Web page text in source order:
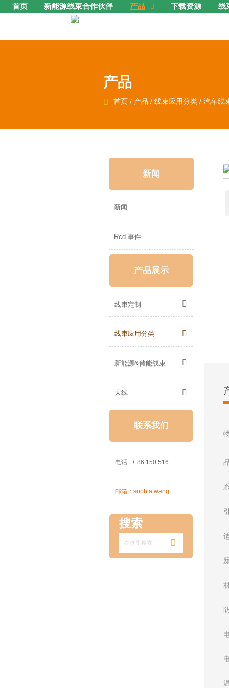
首页 新能源线束合作伙伴 产品  下载资源 线
产品
 首页/ 产品 / 线束应用分类/ 汽车线
新闻
新闻
Rcd 事件
产品展示
线束定制 
线束应用分类 
新能源&储能线束 
天线 
联系我们
电话 : + 86 150 5162 5639

搜索
